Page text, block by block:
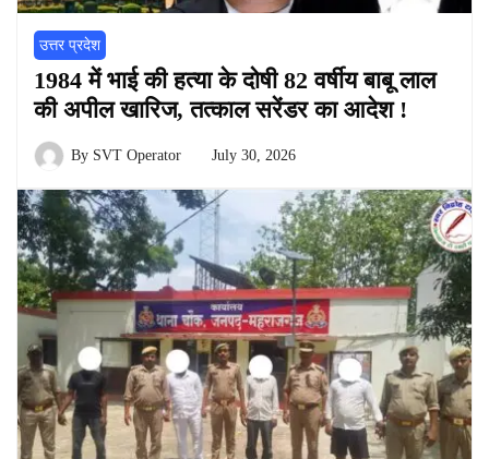
उत्तर प्रदेश
1984 में भाई की हत्या के दोषी 82 वर्षीय बाबू लाल
की अपील खारिज, तत्काल सरेंडर का आदेश !
By SVT Operator July 30, 2026